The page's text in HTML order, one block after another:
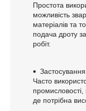
Простота
можливість
матеріалів та
подача дроту
робіт.
Застосування
Часто
промисловості,
де потрібна